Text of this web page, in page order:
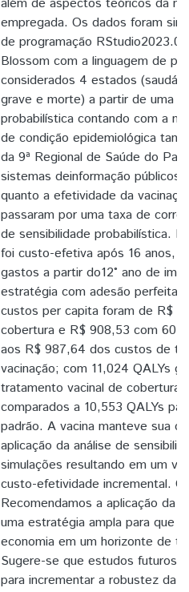
empregada. Os dados foram
de programação
Blossom com a linguagem de
considerados 4 estados
grave e morte) a partir de uma
probabilística contando com a
de condição epidemiológica
da 9ª Regional de Saúde do
sistemas deinformação públicos
quanto a efetividade da
passaram por uma taxa de
de sensibilidade probabilística.
foi custo-efetiva após 16 anos,
gastos a partir do12° ano de
estratégia com adesão perfeita
custos per capita foram de R$
cobertura e R$ 908,53 com
aos R$ 987,64 dos custos de
vacinação; com 11,024 QALYs
tratamento vacinal de cobertura
comparados a 10,553 QALYs
padrão. A vacina manteve sua
aplicação da análise de
simulações resultando em um
custo-efetividade incremental.
Recomendamos a aplicação da
uma estratégia ampla para que
economia em um horizonte de
Sugere-se que estudos futuros
para incrementar a robustez da